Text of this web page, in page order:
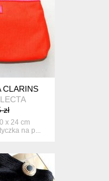
CLARINS
zł
x 24 cm
na p...